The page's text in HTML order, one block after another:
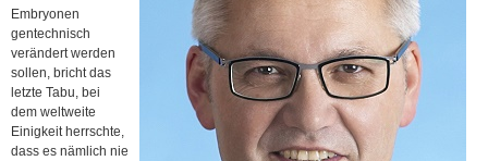
Embryonen
gentechnisch
verändert werden
sollen, bricht das
letzte Tabu, bei
dem weltweite
Einigkeit herrschte,
dass es nämlich nie